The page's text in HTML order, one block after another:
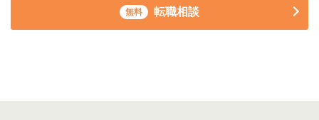
無料 転職相談